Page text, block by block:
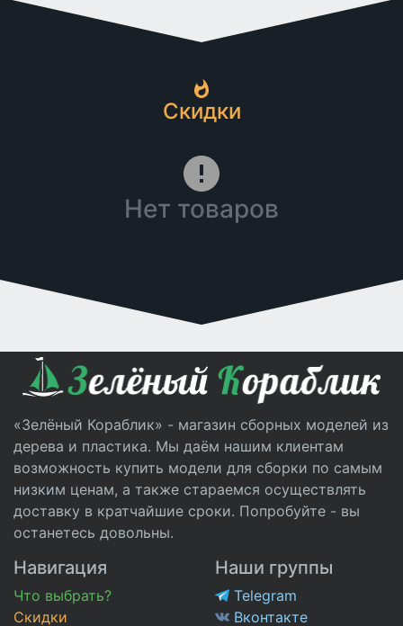
Скидки
Нет товаров
«Зелёный Кораблик» - магазин сборных моделей из
дерева и пластика. Мы даём нашим клиентам
возможность купить модели для сборки по самым
низким ценам, а также стараемся осуществлять
доставку в кратчайшие сроки. Попробуйте - вы
останетесь довольны.
Навигация
Что выбрать?
Скидки
Наши группы
Telegram
Вконтакте